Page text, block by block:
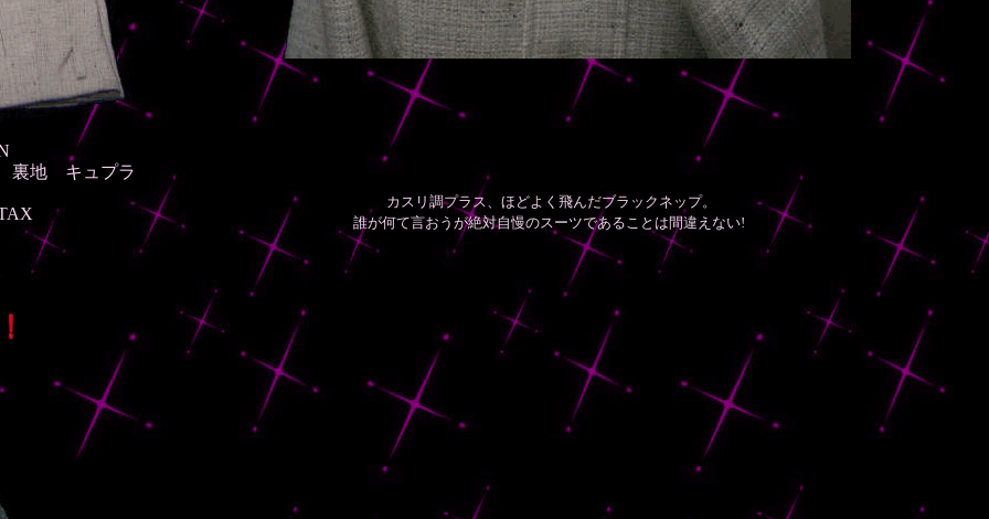
地 キュプラ
カスリ調プラス、ほどよく飛んだブラックネップ。
誰が何て言おうが絶対自慢のスーツであることは間違えない!